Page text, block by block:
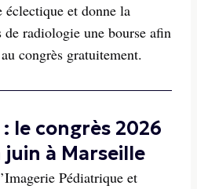
éclectique et donne la
radiologie une bourse afin
congrès gratuitement.
le congrès 2026
juin à Marseille
Pédiatrique et